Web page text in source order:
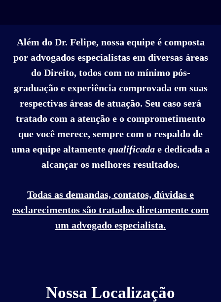
Além do Dr. Felipe, nossa equipe é composta
por advogados especialistas em diversas áreas
do Direito, todos com no mínimo pós-
graduação e experiência comprovada em suas
respectivas áreas de atuação. Seu caso será
tratado com a atenção e o comprometimento
que você merece, sempre com o respaldo de
uma equipe altamente qualificada e dedicada a
alcançar os melhores resultados.
Todas as demandas, contatos, dúvidas e
esclarecimentos são tratados diretamente com
um advogado especialista.
Nossa Localização